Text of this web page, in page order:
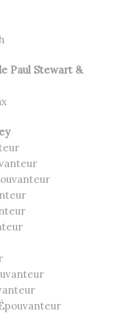
Paul Stewart &